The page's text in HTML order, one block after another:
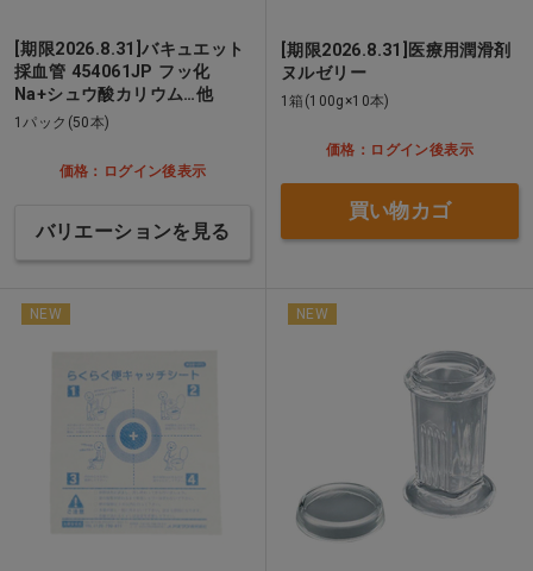
[期限2026.8.31]バキュエット
採血管 454061JP フッ化
Na+シュウ酸カリウム…他
1パック(50本)
価格：ログイン後表示
バリエーションを見る
[期限2026.8.31]医療用潤滑剤
ヌルゼリー
1箱(100g×10本)
価格：ログイン後表示
買い物カゴ
NEW NEW